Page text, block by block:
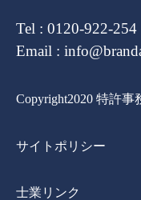
Tel : 0120-922-
Email :
Copyright2020 特許事
サイトポリシー
士業リンク